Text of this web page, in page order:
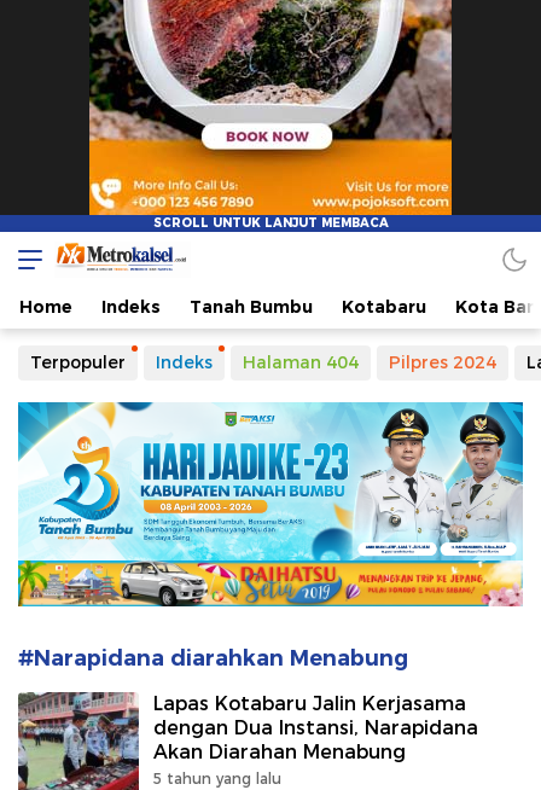
Metro Kalsel
Media Online Terkini, Faktual dan Mendidik
Home Indeks Tanah Bumbu Kotabaru Kota
Terpopuler Indeks Halaman 404 Pilpres 2024
#Narapidana diarahkan Menabung
Lapas Kotabaru Jalin Kerjasama
dengan Dua Instansi, Narapidana
Akan Diarahan Menabung
5 tahun yang lalu